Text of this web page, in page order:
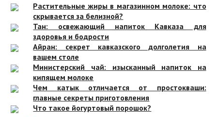
Растительные жиры в магазинном молоке: что
скрывается за белизной?
Тан: освежающий напиток Кавказа для
здоровья и бодрости
Айран: секрет кавказского долголетия на
вашем столе
Министерский чай: изысканный напиток на
кипящем молоке
Чем катык отличается от простокваши:
главные секреты приготовления
Что такое йогуртовый порошок?